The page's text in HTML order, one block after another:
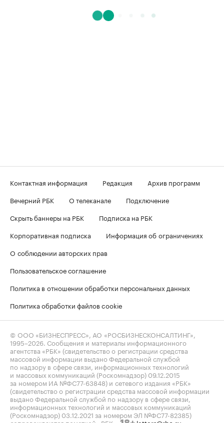
Контактная информация Редакция
Архив программ
Вечерний РБК
О телеканале
Подключение
Скрыть баннеры на РБК
Подписка на РБК
Корпоративная подписка
Информация об ограничениях
О соблюдении авторских прав
Пользовательское соглашение
Политика в отношении обработки персональных данных
Политика обработки файлов cookie
© ООО «БИЗНЕСПРЕСС», АО «РОСБИЗНЕСКОНСАЛТИНГ»,
1995–2026 . Сообщения и материалы информационного
агентства «РБК» (свидетельство о регистрации средства
массовой информации выдано Федеральной службой
по надзору в сфере связи, информационных технологий
и массовых коммуникаций (Роскомнадзор) 09.12.2015
за номером ИА №ФС77-63848) и сетевого издания «РБК»
(свидетельство о регистрации средства массовой информации
выдано Федеральной службой по надзору в сфере связи,
информационных технологий и массовых коммуникаций
(Роскомнадзор) 03.12.2021 за номером ЭЛ №ФС77-82385)